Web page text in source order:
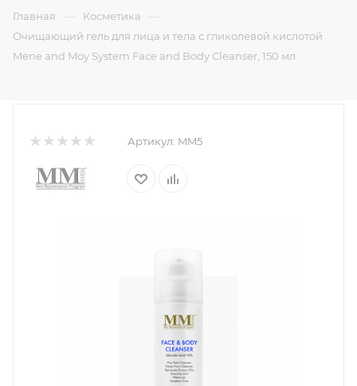
Главная — Косметика —
Очищающий гель для лица и тела с гликолевой кислотой
Mene and Moy System Face and Body Cleanser, 150 мл
Артикул: MM5